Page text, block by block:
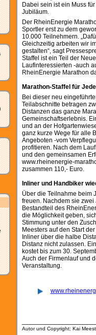
Dabei sein ist ein Muss
Jubiläum.
Der RheinEnergie
Sportler erst zu dem
10.000 Teilnehmern.
Gleichzeitig arbeiten wir
gestalten“, sagt
Staffel ist ein Teil der
Laufinteressierten -auch
RheinEnergie Marathon
Marathon-Staffel für
Bei dieser neu
Teilabschnitte betragen
Distanzen das ganze
Gemeinschaftserlebnis.
und an der
ganz kurze Wege für alle
Angeboten -vom
profitieren. Nach dem
und den gemeinsamen
www.rheinenergie-
zusammen 110,- Euro.
Inliner und Handbiker
Über die Teilnahme beim
freuen. Nachdem sie
Bestandteil des
die Möglichkeit geben,
Stimmung unter den
Meesters auf den Start
Inliner über die halbe
Distanz nicht zulassen.
kostet bis zum 30.
Auch der Firmenlauf und
Veranstaltung.
Autor und Copyright: Kai